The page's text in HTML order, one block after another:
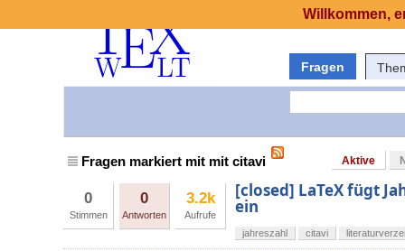
Fragen
Fragen markiert mit mit citavi Aktive
0
Stimmen
0
Antworten
3.2k
Aufrufe
[closed] LaTeX fügt
ein
jahreszahl citavi
Willkommen,